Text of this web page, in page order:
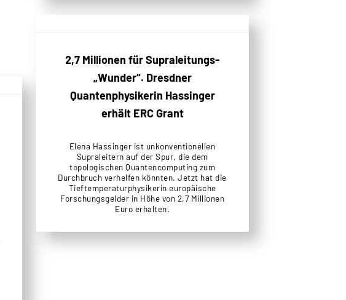
2,7 Millionen für Supraleitungs-
„Wunder“. Dresdner
Quantenphysikerin Hassinger
erhält ERC Grant
Elena Hassinger ist unkonventionellen
Supraleitern auf der Spur, die dem
topologischen Quantencomputing zum
Durchbruch verhelfen könnten. Jetzt hat die
Tieftemperaturphysikerin europäische
Forschungsgelder in Höhe von 2,7 Millionen
Euro erhalten.